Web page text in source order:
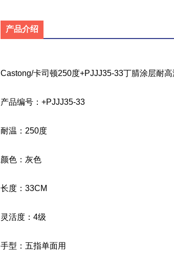
产品介绍
Castong/卡司顿250度+PJJJ35-33丁腈涂层耐高
产品编号：+PJJJ35-33
耐温：250度
颜色：灰色
长度：33CM
灵活度：4级
手型：五指单面用